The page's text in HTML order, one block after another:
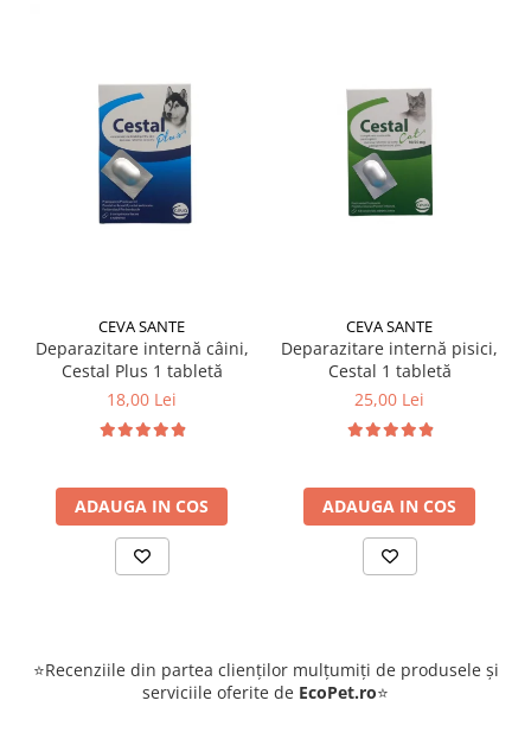
CEVA SANTE
Deparazitare internă câini,
Cestal Plus 1 tabletă
18,00 Lei
ADAUGA IN COS
CEVA SANTE
Deparazitare internă pisici,
Cestal 1 tabletă
25,00 Lei
ADAUGA IN COS
⭐Recenziile din partea clienților mulțumiți de produsele și
serviciile oferite de EcoPet.ro⭐